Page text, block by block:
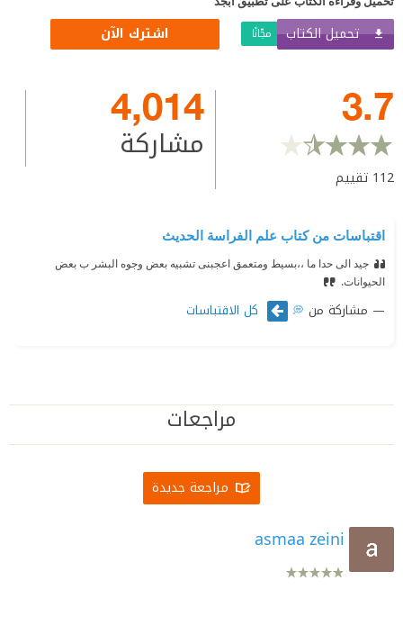
تحميل الكتاب مجّانًا اشترك الآن
3.7
112 تقييم
4,014
مشاركة
اقتباسات من كتاب علم الفراسة الحديث
جيد الى حدا ما ،،بسيط ومتعمق اعجبنى تشبيه بعض وجوه البشر ب بعض
الحيوانات.
مشاركة من 💭 كل الاقتباسات
مراجعات
مراجعة جديدة
asmaa zeini